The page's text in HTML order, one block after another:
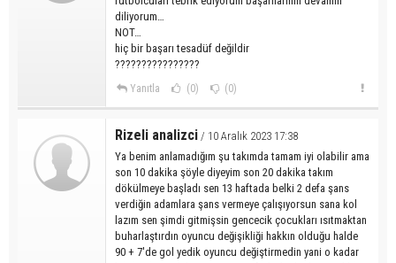
diliyorum…
NOT…
hiç bir başarı tesadüf değildir
????????????????
Yanıtla (0) (0)
Rizeli analizci / 10 Aralık 2023 17:38
Ya benim anlamadığım şu takımda tamam iyi olabilir ama
son 10 dakika şöyle diyeyim son 20 dakika takım
dökülmeye başladı sen 13 haftada belki 2 defa şans
verdiğin adamlara şans vermeye çalışıyorsun sana kol
lazım sen şimdi gitmişsin gencecik çocukları ısıtmaktan
buharlaştırdın oyuncu değişikliği hakkın olduğu halde
90 + 7'de gol yedik oyuncu değiştirmedin yani o kadar